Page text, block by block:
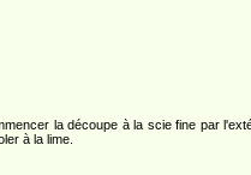
la découpe à la scie fine par
à la lime.